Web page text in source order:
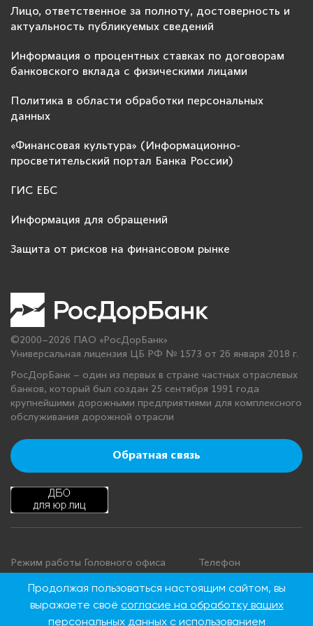
Лицо, ответственное за полноту, достоверность и
актуальность публикуемых сведений
Информация о процентных ставках по договорам
банковского вклада с физическими лицами
Политика в области обработки персональных
данных
«Финансовая культура» (Информационно-
просветительский портал Банка России)
ГИС ЕБС
Информация для обращений
Защита от рисков на финансовом рынке
©2000–2026 ПАО «РосДорБанк»
Универсальная лицензия ЦБ РФ № 1573 от 26 января 2018 г.
РосДорБанк – один из первых в стране частных отраслевых
банков, который был создан 25 сентября 1991 года
крупнейшими дорожными предприятиями для комплексного
обслуживания дорожной отрасли
Обратная связь
Режим работы Головного офиса
Понедельник - четверг: с 9:00 до
18:00
Телефон
+7 495 276 00 22
8 800 100 00 22
Продолжая пользоваться настоящим сайтом, вы
выражаете своё согласие на обработку ваших
персональных данныхс использованием